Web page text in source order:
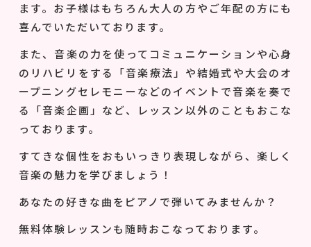
ます。お子様はもちろん大人の方やご年配の方にも
喜んでいただいております。
また、音楽の力を使ってコミュニケーションや心身
のリハビリをする「音楽療法」や結婚式や大会のオ
ープニングセレモニーなどのイベントで音楽を奏で
る「音楽企画」など、レッスン以外のこともおこな
っております。
すてきな個性をおもいっきり表現しながら、楽しく
音楽の魅力を学びましょう！
あなたの好きな曲をピアノで弾いてみませんか？
無料体験レッスンも随時おこなっております。